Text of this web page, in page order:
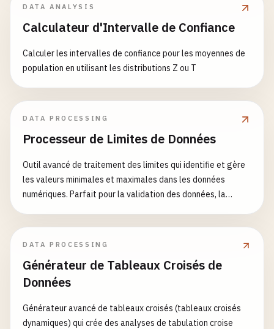
DATA ANALYSIS
Calculateur d'Intervalle de Confiance
Calculer les intervalles de confiance pour les moyennes de
population en utilisant les distributions Z ou T
DATA PROCESSING
Processeur de Limites de Données
Outil avancé de traitement des limites qui identifie et gère
les valeurs minimales et maximales dans les données
numériques. Parfait pour la validation des données, la
DATA PROCESSING
Générateur de Tableaux Croisés de
Données
Générateur avancé de tableaux croisés (tableaux croisés
dynamiques) qui crée des analyses de tabulation croise